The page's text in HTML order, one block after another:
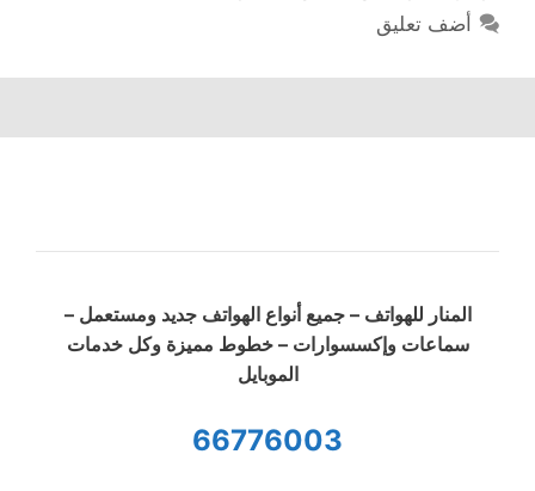
أضف تعليق
المنار للهواتف – جميع أنواع الهواتف جديد ومستعمل –
سماعات وإكسسوارات – خطوط مميزة وكل خدمات
الموبايل
66776003